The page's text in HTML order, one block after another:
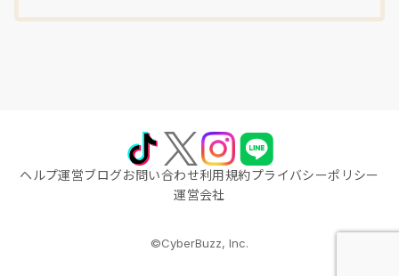
ヘルプ運営ブログお問い合わせ利用規約プライバシーポリシー
運営会社
©CyberBuzz, Inc.